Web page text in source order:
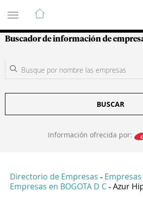
Guía de Empresas
Buscador de información de
BUSCAR
Información ofrecida por:
Directorio de Empresas - Empresas
Empresas en BOGOTA D C - Azur